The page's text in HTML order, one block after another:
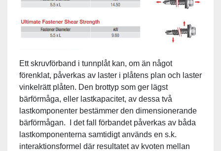
Ett skruvförband i tunnplåt kan, om än något
förenklat, påverkas av laster i plåtens plan och laster
vinkelrätt plåten. Den brottyp som ger lägst
bärförmåga, eller lastkapacitet, av dessa två
lastkomponenter bestämmer den dimensionerande
bärförmågan. I det fall förbandet påverkas av båda
lastkomponenterna samtidigt används en s.k.
interaktionsformel där resultatet av kvoten mellan